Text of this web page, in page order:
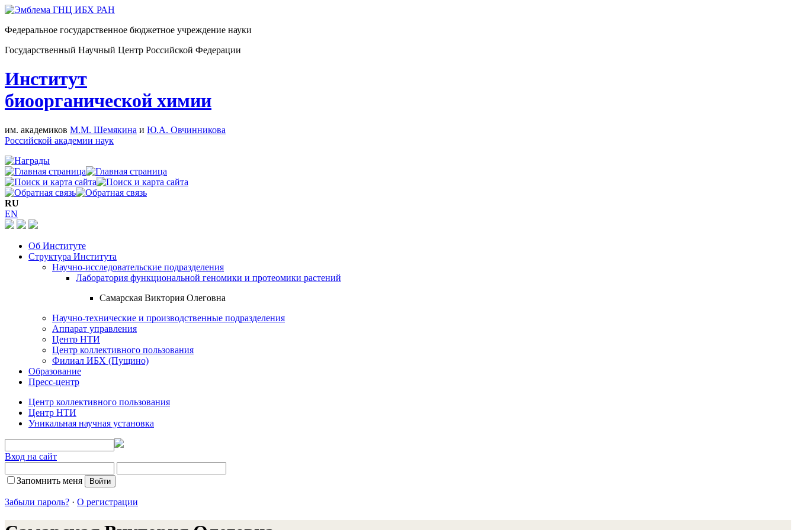
Федеральное государственное бюджетное учреждение науки
Государственный Научный Центр Российской Федерации
Институт
биоорганической химии
им. академиков М.М. Шемякина и Ю.А. Овчинникова
Российской академии наук
RU
EN
Об Институте
Структура Института
Научно-исследовательские подразделения
Лаборатория функциональной геномики и протеомики растений
Самарская Виктория Олеговна
Научно-технические и производственные подразделения
Аппарат управления
Центр НТИ
Центр коллективного пользования
Филиал ИБХ (Пущино)
Образование
Пресс-центр
Центр коллективного пользования
Центр НТИ
Уникальная научная установка
Вход на сайт
Запомнить меня
Забыли пароль? · О регистрации